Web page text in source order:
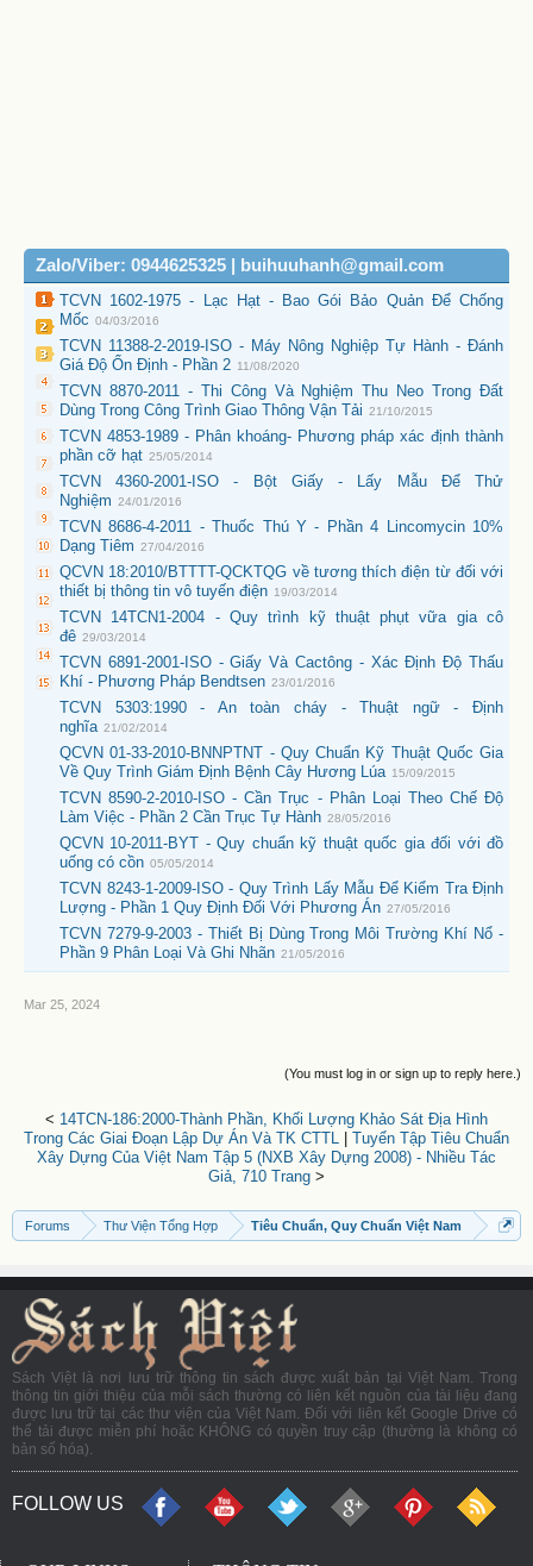
Zalo/Viber: 0944625325 | buihuuhanh@gmail.com
TCVN 1602-1975 - Lạc Hạt - Bao Gói Bảo Quản Để Chống
Mốc 04/03/2016
TCVN 11388-2-2019-ISO - Máy Nông Nghiệp Tự Hành - Đánh
Giá Độ Ổn Định - Phần 2 11/08/2020
TCVN 8870-2011 - Thi Công Và Nghiệm Thu Neo Trong Đất
Dùng Trong Công Trình Giao Thông Vận Tải 21/10/2015
TCVN 4853-1989 - Phân khoáng- Phương pháp xác định thành
phần cỡ hạt 25/05/2014
TCVN 4360-2001-ISO - Bột Giấy - Lấy Mẫu Để Thử
Nghiệm 24/01/2016
TCVN 8686-4-2011 - Thuốc Thú Y - Phần 4 Lincomycin 10%
Dạng Tiêm 27/04/2016
QCVN 18:2010/BTTTT-QCKTQG về tương thích điện từ đối với
thiết bị thông tin vô tuyến điện 19/03/2014
TCVN 14TCN1-2004 - Quy trình kỹ thuật phụt vữa gia cô
đê 29/03/2014
TCVN 6891-2001-ISO - Giấy Và Cactông - Xác Định Độ Thấu
Khí - Phương Pháp Bendtsen 23/01/2016
TCVN 5303:1990 - An toàn cháy - Thuật ngữ - Định
nghĩa 21/02/2014
QCVN 01-33-2010-BNNPTNT - Quy Chuẩn Kỹ Thuật Quốc Gia
Về Quy Trình Giám Định Bệnh Cây Hương Lúa 15/09/2015
TCVN 8590-2-2010-ISO - Cần Trục - Phân Loại Theo Chế Độ
Làm Việc - Phần 2 Cần Trục Tự Hành 28/05/2016
QCVN 10-2011-BYT - Quy chuẩn kỹ thuật quốc gia đối với đồ
uống có cồn 05/05/2014
TCVN 8243-1-2009-ISO - Quy Trình Lấy Mẫu Để Kiểm Tra Định
Lượng - Phần 1 Quy Định Đối Với Phương Án 27/05/2016
TCVN 7279-9-2003 - Thiết Bị Dùng Trong Môi Trường Khí Nổ -
Phần 9 Phân Loại Và Ghi Nhãn 21/05/2016
Mar 25, 2024
(You must log in or sign up to reply here.)
< 14TCN-186:2000-Thành Phần, Khối Lượng Khảo Sát Địa Hình
Trong Các Giai Đoạn Lập Dự Án Và TK CTTL
Tuyển Tập Tiêu Chuẩn
Xây Dựng Của Việt Nam Tập 5 (NXB Xây Dựng 2008) - Nhiều Tác
Giả, 710 Trang >
Forums Thư Viện Tổng Hợp Tiêu Chuẩn, Quy Chuẩn Việt Nam
Sách Việt là nơi lưu trữ thông tin sách được xuất bản tại Việt Nam. Trong
thông tin giới thiệu của mỗi sách thường có liên kết nguồn của tài liệu đang
được lưu trữ tại các thư viện của Việt Nam. Đối với liên kết Google Drive có
thể tải được miễn phí hoặc KHÔNG có quyền truy cập (thường là không có
bản số hóa).
FOLLOW US